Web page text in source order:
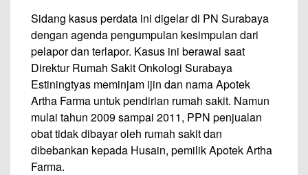
Sidang kasus perdata ini digelar di PN Surabaya
dengan agenda pengumpulan kesimpulan dari
pelapor dan terlapor. Kasus ini berawal saat
Direktur Rumah Sakit Onkologi Surabaya
Estiningtyas meminjam ijin dan nama Apotek
Artha Farma untuk pendirian rumah sakit. Namun
mulai tahun 2009 sampai 2011, PPN penjualan
obat tidak dibayar oleh rumah sakit dan
dibebankan kepada Husain, pemilik Apotek Artha
Farma.